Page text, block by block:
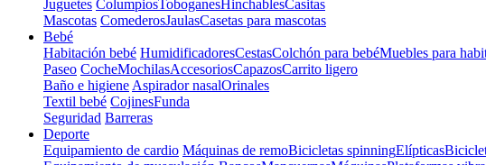
Juguetes ColumpiosToboganesHinchablesCasitas
Mascotas ComederosJaulasCasetas para mascotas
Bebé
Habitación bebé HumidificadoresCestasColchón para bebéMuebles para
Paseo CocheMochilasAccesoriosCapazosCarrito ligero
Baño e higiene Aspirador nasalOrinales
Textil bebé CojinesFunda
Seguridad Barreras
Deporte
Equipamiento de cardio Máquinas de remoBicicletas spinningElípticas